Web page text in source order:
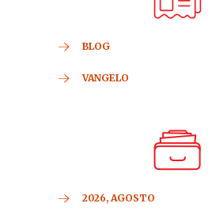
BLOG
VANGELO
2026, AGOSTO